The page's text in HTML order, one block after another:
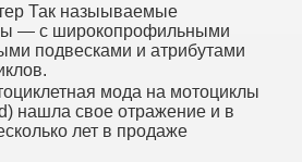
Так назыываемые
— с широкопрофильными
подвесками и атрибутами
мода на мотоциклы
нашла свое отражение и в
лет в продаже